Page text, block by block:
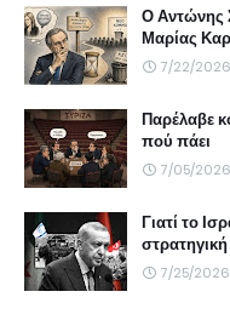
Ο Αντώνης
Μαρίας
7/22/2026
Παρέλαβε
πού πάει
7/05/2026
Γιατί το
7/25/